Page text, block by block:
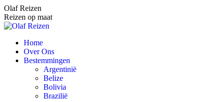
Spring
naar
content
Olaf Reizen
Reizen op maat
Home
Over Ons
Bestemmingen
Argentinië
Belize
Bolivia
Brazilië